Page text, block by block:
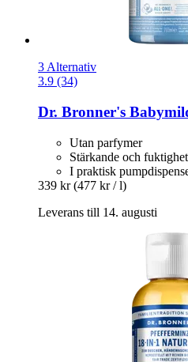
3 Alternativ
3.9 (34)
Dr. Bronner's
Utan parfymer
Stärkande och
I praktisk
339 kr (477 kr / l)
Leverans till 14. augusti